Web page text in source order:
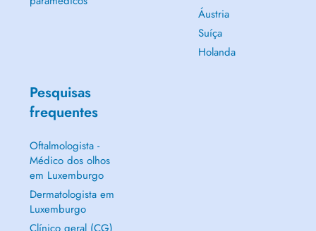
Áustria
Suíça
Holanda
Pesquisas
frequentes
Oftalmologista -
Médico dos olhos
em Luxemburgo
Dermatologista em
Luxemburgo